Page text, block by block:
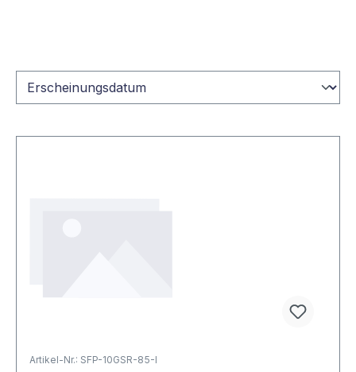
Artikel-Nr.: SFP-10GSR-85-I